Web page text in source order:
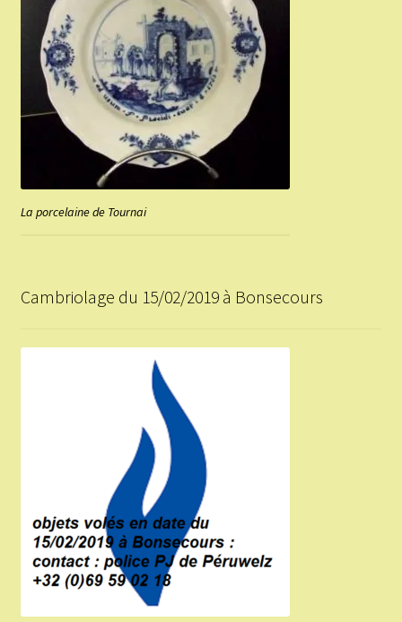
La porcelaine de Tournai
Cambriolage du 15/02/2019 à Bonsecours